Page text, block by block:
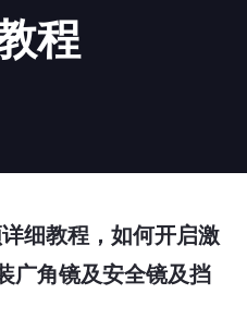
程
细教程，如何开启激
广角镜及安全镜及挡